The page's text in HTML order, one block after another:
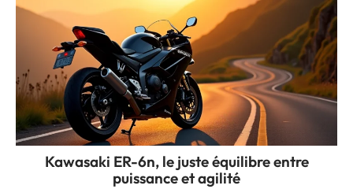
Kawasaki ER-6n, le juste équilibre entre
puissance et agilité